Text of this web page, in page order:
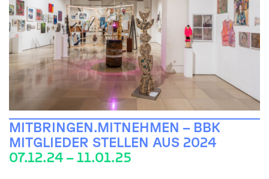
MITBRINGEN.MITNEHMEN – BBK
MITGLIEDER STELLEN AUS 2024
07.12.24 – 11.01.25